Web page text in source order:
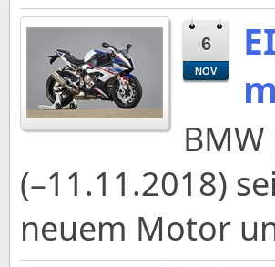
6
NOV
(–11.11.2018)
neuem Motor